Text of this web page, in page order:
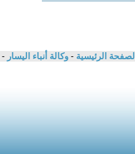
الصفحة الرئيسية - وكالة أنباء اليسار -